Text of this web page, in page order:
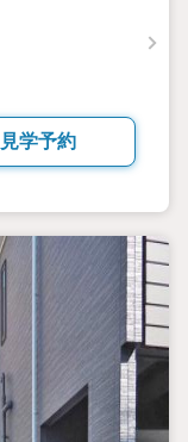
見学予約